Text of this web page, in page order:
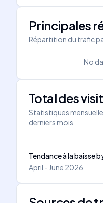
Principales
Répartition du trafic
No
Total des
Statistiques
derniers mois
Tendance à la baisse
April - June 2026